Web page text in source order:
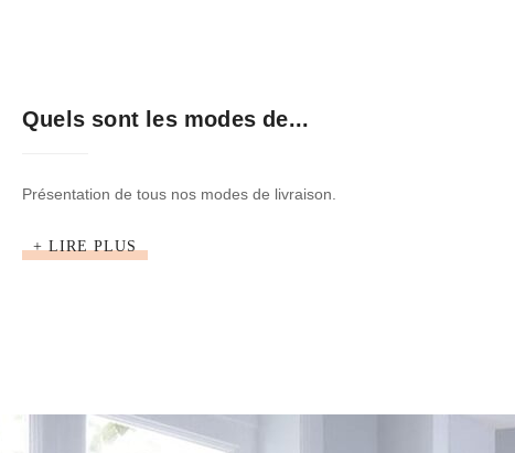
Quels sont les modes de...
Présentation de tous nos modes de livraison.
+ LIRE PLUS